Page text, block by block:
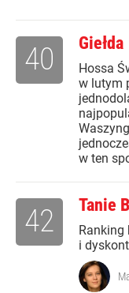
Giełda
Hossa
w lutym
w ten
40
Tanie
Ranking
i
42